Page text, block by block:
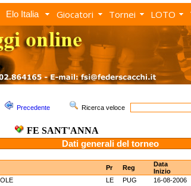
Elo Italia Giocatori Tornei LOTO
Precedente Ricerca veloce
FE SANT'ANNA
Dati generali del torneo
Pr Reg
Data
Inizio
LE PUG 16-08-2006